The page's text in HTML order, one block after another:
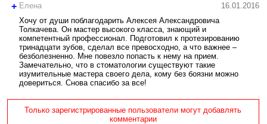
+ Елена
16.01.2016
Хочу от души поблагодарить Алексея Александровича
Толкачева. Он мастер высокого класса, знающий и
компетентный профессионал. Подготовил к протезированию
тринадцати зубов, сделал все превосходно, а что важнее –
безболезненно. Мне повезло попасть к нему на прием.
Замечательно, что в стоматологии существуют такие
изумительные мастера своего дела, кому без боязни можно
довериться. Снова спасибо за все!
Только зарегистрированные пользователи могут добавлять
комментарии